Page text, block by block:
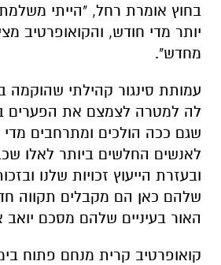
יותר מדי חודש, והקואופרטיב
מחדש".
לה למטרה לצמצם את הפערים
שגם ככה הולכים ומתרחבים מדי
לאנשים החלשים ביותר לאלו
ובעזרת הייעוץ זכויות שלנו
שלהם כאן הם מקבלים תקווה
האור בעיניים שלהם מסכם יואב
קואופרטיב קרית מנחם פתוח